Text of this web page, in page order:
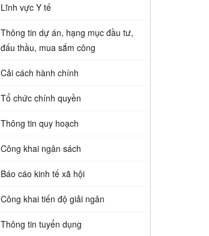
Lĩnh vực Y tế
Thông tin dự án, hạng mục đầu tư,
đấu thầu, mua sắm công
Cải cách hành chính
Tổ chức chính quyền
Thông tin quy hoạch
Công khai ngân sách
Báo cáo kinh tế xã hội
Công khai tiến độ giải ngân
Thông tin tuyển dụng